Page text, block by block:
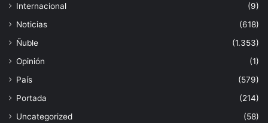
Internacional
(9)
Noticias
(618)
Ñuble
(1.353)
Opinión
(1)
País
(579)
Portada
(214)
Uncategorized
(58)